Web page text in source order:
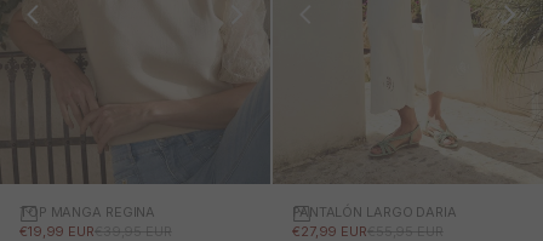
TOP MANGA REGINA
PRECIO DE OFERTA
€19,99 EURPRECIO NORMAL
€39,95 EUR
PANTALÓN LARGO DARIA
PRECIO DE OFERTA
€27,99 EURPRECIO NORMAL
€55,95 EUR